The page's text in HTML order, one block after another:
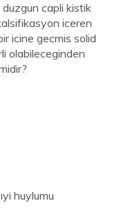
capli kistik
iceren
icine gecmis solid
olabileceginden
huylumu